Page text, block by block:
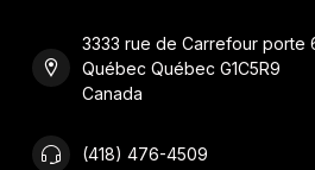
3333 rue de Carrefour porte
Québec Québec G1C5R9
Canada
(418) 476-4509